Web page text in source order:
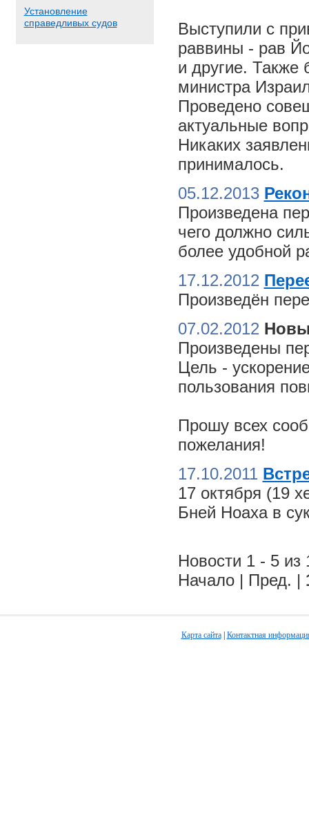
Установление
справедливых судов
Выступили с
раввины - рав
и другие. Также
министра
Проведено
актуальные
Никаких
принималось.
05.12.2013
Произведена
чего должно
более удобной
17.12.2012
Произведён
07.02.2012
Произведены
Цель -
пользования
Прошу всех
пожелания!
17.10.2011
17 октября (19
Бней Ноаха в
Новости 1 - 5 из
Начало | Пред. |
Карта сайта| Контактная